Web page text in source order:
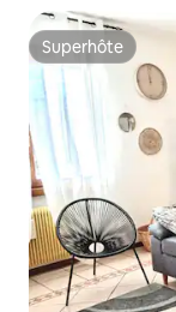
Superhôte
Superhôte